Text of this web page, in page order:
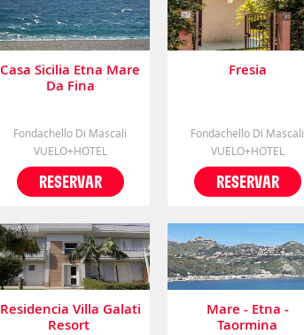
Casa Sicilia Etna Mare
Da Fina
Fondachello Di Mascali
VUELO+HOTEL
RESERVAR
Fresia
Fondachello Di Mascali
VUELO+HOTEL
RESERVAR
Residencia Villa Galati
Resort
Mare - Etna -
Taormina